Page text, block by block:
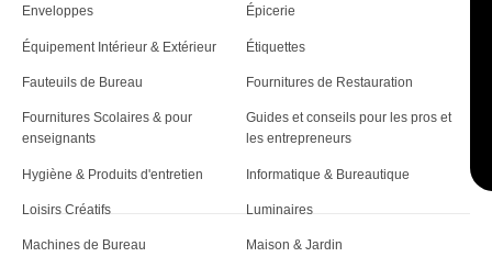
Enveloppes Épicerie
Équipement Intérieur & Extérieur Étiquettes
Fauteuils de Bureau Fournitures de Restauration
Fournitures Scolaires & pour
enseignants
Guides et conseils pour les pros et
les entrepreneurs
Hygiène & Produits d'entretien Informatique & Bureautique
Loisirs Créatifs Luminaires
Machines de Bureau Maison & Jardin